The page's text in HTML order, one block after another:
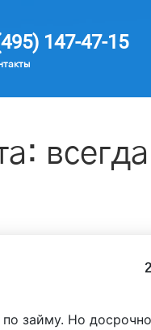
147-47-15
займу. Но